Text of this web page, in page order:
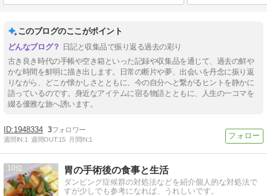
このブログのここがポイント
日記と収集品で振り返る過去の彩り
古き良き時代の手帳や空き箱といった記録や収集品を通じて、過去の鮮や
かな時間を鮮明に描き出します。日常の断片や夢、出会いを丹念に振り返
りながら、どこか懐かしさとともに、今の自分へと繋がるヒントを静かに
語っているのです。身近なアイテムに宿る物語とともに、人生の一コマを
綴る優雅な旅へ誘います。
1948334 3
週間IN:1 週間OUT:15 月間IN:1
10 胃の手術後の食事と生活
ダンピング症候群の対処法などを紹介個人的な対処法で
すが少しでも参考になれば、うれしいです。
【Tips】気になるブログをフォロー。